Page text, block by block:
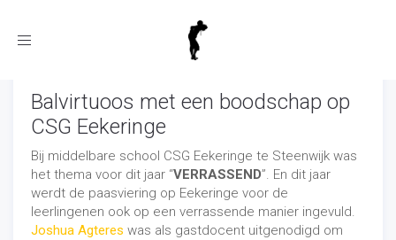
Toggle
Balvirtuoos met een boodschap op
CSG Eekeringe
Bij middelbare school CSG Eekeringe te Steenwijk was
het thema voor dit jaar “VERRASSEND”. En dit jaar
werdt de paasviering op Eekeringe voor de
leerlingenen ook op een verrassende manier ingevuld.
Joshua Agteres was als gastdocent uitgenodigd om